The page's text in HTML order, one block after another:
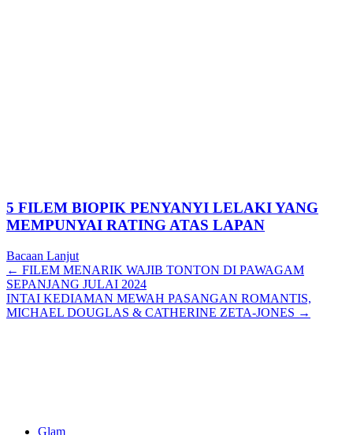
5 FILEM BIOPIK PENYANYI LELAKI YANG
MEMPUNYAI RATING ATAS LAPAN
Bacaan Lanjut
Posts
navigation
← FILEM MENARIK WAJIB TONTON DI PAWAGAM
SEPANJANG JULAI 2024
INTAI KEDIAMAN MEWAH PASANGAN ROMANTIS,
MICHAEL DOUGLAS & CATHERINE ZETA-JONES →
Glam